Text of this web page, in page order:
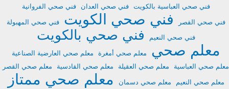
فني صحي العباسية بالكويت
فني صحي العدان فني صحي الفروانية
فني صحي القصر فني صحي الكويت
فني صحي المهبولة
فني صحي النعيم
فني صحي بالكويت
معلم صحي معلم صحي أمغرة
معلم صحي العارضية الصناعية
معلم صحي العباسية
معلم صحي العقيلة معلم صحي القادسية معلم صحي القصر
معلم صحي النعيم معلم صحي دسمان معلم صحي ممتاز